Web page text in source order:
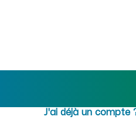
J'ai déjà un compte